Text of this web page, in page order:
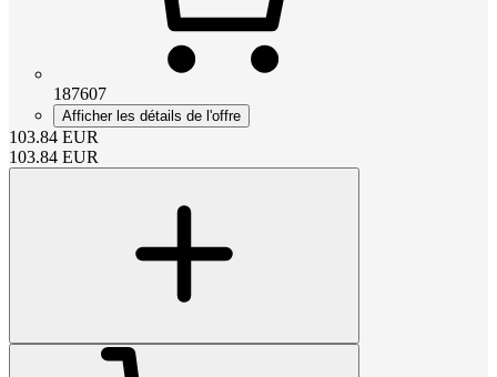
187607
Afficher les détails de l'offre
103.84 EUR
103.84 EUR